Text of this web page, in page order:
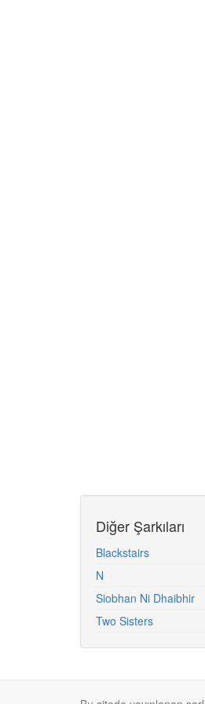
Diğer Şarkıları
Blackstairs
N
Siobhan Ni Dhaibhir
Two Sisters